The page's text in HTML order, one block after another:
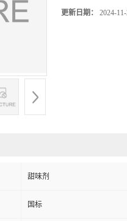
更新日期： 2024-
甜味剂
国标